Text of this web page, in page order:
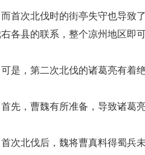
而首次北伐时的街亭失守也导致
各县的联系，整个凉州地区即可
可是，第二次北伐的诸葛亮有着
首先，曹魏有所准备，导致诸葛亮
首次北伐后，魏将曹真料得蜀兵